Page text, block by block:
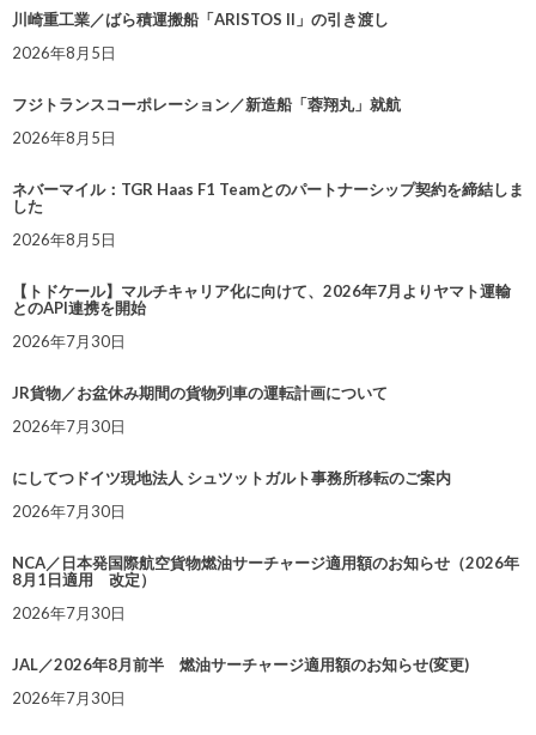
川崎重工業／ばら積運搬船「ARISTOS II」の引き渡し
2026年8月5日
フジトランスコーポレーション／新造船「蓉翔丸」就航
2026年8月5日
ネバーマイル：TGR Haas F1 Teamとのパートナーシップ契約を締結しま
した
2026年8月5日
【トドケール】マルチキャリア化に向けて、2026年7月よりヤマト運輸
とのAPI連携を開始
2026年7月30日
JR貨物／お盆休み期間の貨物列車の運転計画について
2026年7月30日
にしてつドイツ現地法人 シュツットガルト事務所移転のご案内
2026年7月30日
NCA／日本発国際航空貨物燃油サーチャージ適用額のお知らせ（2026年
8月1日適用 改定）
2026年7月30日
JAL／2026年8月前半 燃油サーチャージ適用額のお知らせ(変更)
2026年7月30日